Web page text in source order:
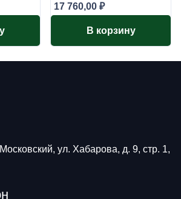
17 760,00 ₽
В корзину
ул. Хабарова, д. 9, стр. 1,